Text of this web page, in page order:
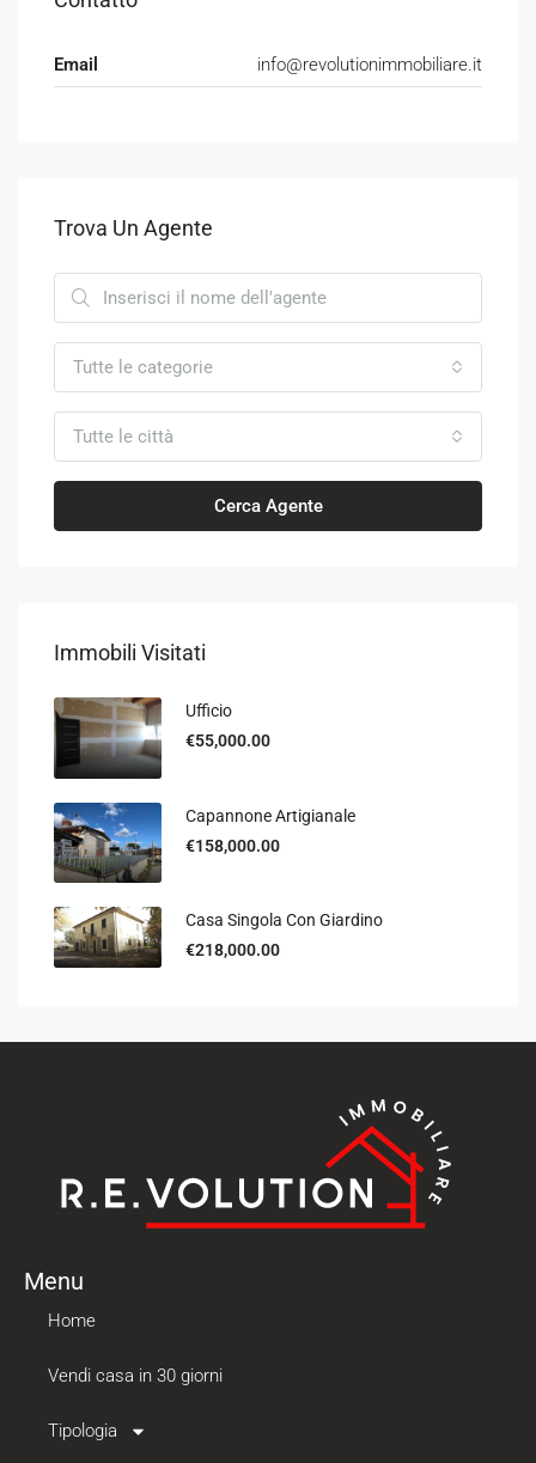
Email info@revolutionimmobiliare.it
Trova Un Agente
Tutte le categorie
Tutte le città
Cerca Agente
Immobili Visitati
Ufficio
€55,000.00
Capannone Artigianale
€158,000.00
Casa Singola Con Giardino
€218,000.00
Menu
Home
Vendi casa in 30 giorni
Tipologia